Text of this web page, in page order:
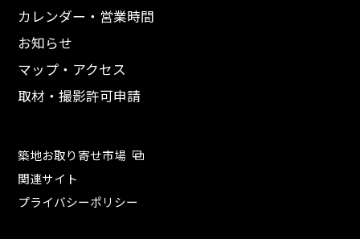
カレンダー・営業時間
お知らせ
マップ・アクセス
取材・撮影許可申請
築地お取り寄せ市場
関連サイト
プライバシーポリシー